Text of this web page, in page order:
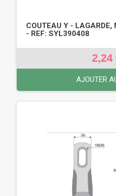
COUTEAU Y - LAGARDE,
- REF: SYL390408
2,24
AJOUTER